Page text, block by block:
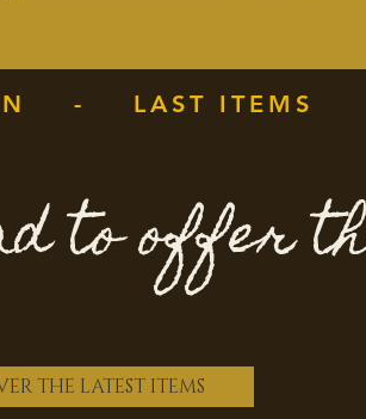
- LAST ITEMS
to offer
THE LATEST ITEMS